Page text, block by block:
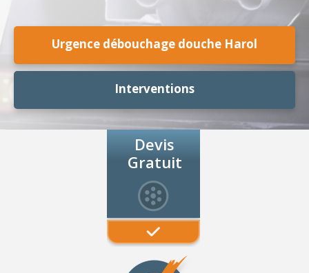
Urgence débouchage douche Harol
Interventions
Devis
Gratuit